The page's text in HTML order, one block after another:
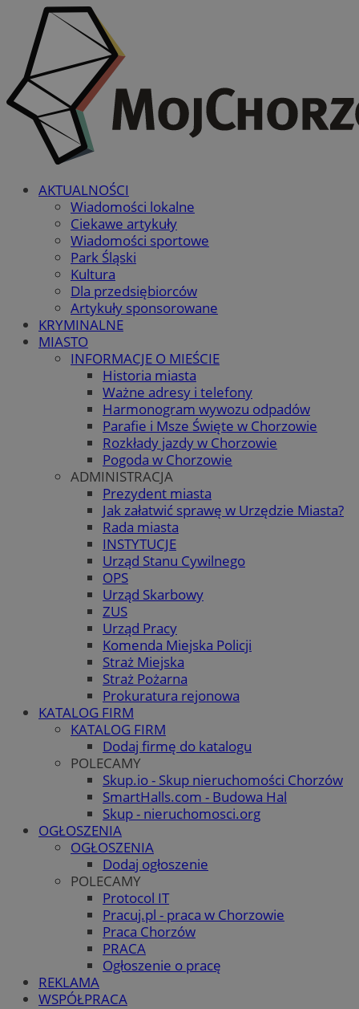
AKTUALNOŚCI
Wiadomości lokalne
Ciekawe artykuły
Wiadomości sportowe
Park Śląski
Kultura
Dla przedsiębiorców
Artykuły sponsorowane
KRYMINALNE
MIASTO
INFORMACJE O MIEŚCIE
Historia miasta
Ważne adresy i telefony
Harmonogram wywozu odpadów
Parafie i Msze Święte w Chorzowie
Rozkłady jazdy w Chorzowie
Pogoda w Chorzowie
ADMINISTRACJA
Prezydent miasta
Jak załatwić sprawę w Urzędzie Miasta?
Rada miasta
INSTYTUCJE
Urząd Stanu Cywilnego
OPS
Urząd Skarbowy
ZUS
Urząd Pracy
Komenda Miejska Policji
Straż Miejska
Straż Pożarna
Prokuratura rejonowa
KATALOG FIRM
KATALOG FIRM
Dodaj firmę do katalogu
POLECAMY
Skup.io - Skup nieruchomości Chorzów
SmartHalls.com - Budowa Hal
Skup - nieruchomosci.org
OGŁOSZENIA
OGŁOSZENIA
Dodaj ogłoszenie
POLECAMY
Protocol IT
Pracuj.pl - praca w Chorzowie
Praca Chorzów
PRACA
Ogłoszenie o pracę
REKLAMA
WSPÓŁPRACA